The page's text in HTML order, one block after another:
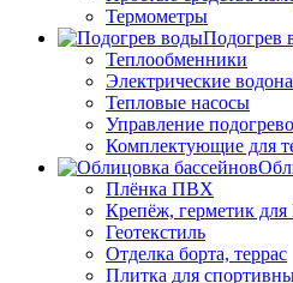
Термометры
Подогрев
Теплообменники
Электрические
Тепловые насосы
Управление
Комплектующие для
Плёнка ПВХ
Крепёж, герметик
Геотекстиль
Отделка борта, террас
Плитка для